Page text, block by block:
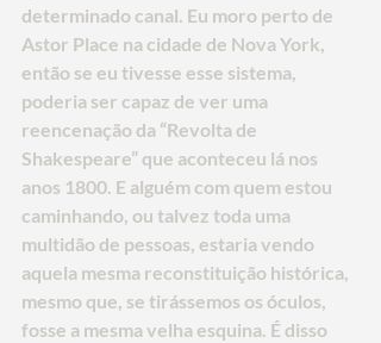
determinado canal. Eu moro perto de
Astor Place na cidade de Nova York,
então se eu tivesse esse sistema,
poderia ser capaz de ver uma
reencenação da “Revolta de
Shakespeare” que aconteceu lá nos
anos 1800. E alguém com quem estou
caminhando, ou talvez toda uma
multidão de pessoas, estaria vendo
aquela mesma reconstituição histórica,
mesmo que, se tirássemos os óculos,
fosse a mesma velha esquina. É disso